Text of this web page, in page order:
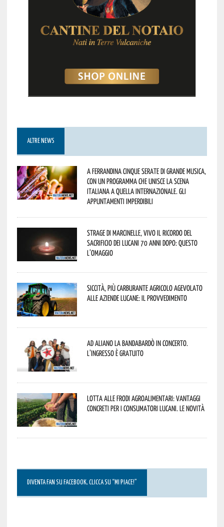
ALTRE NEWS
A Ferrandina cinque serate di grande musica,
con un programma che unisce la scena
italiana a quella internazionale. Gli
appuntamenti imperdibili
Strage di Marcinelle, vivo il ricordo del
sacrificio dei lucani 70 anni dopo: questo
l’omaggio
Siccità, più carburante agricolo agevolato
alle aziende lucane: il provvedimento
Ad Aliano la Bandabardò in concerto.
L’ingresso è gratuito
Lotta alle frodi agroalimentari: vantaggi
concreti per i consumatori lucani. Le novità
DIVENTA FAN SU FACEBOOK, CLICCA SU “MI PIACE!”